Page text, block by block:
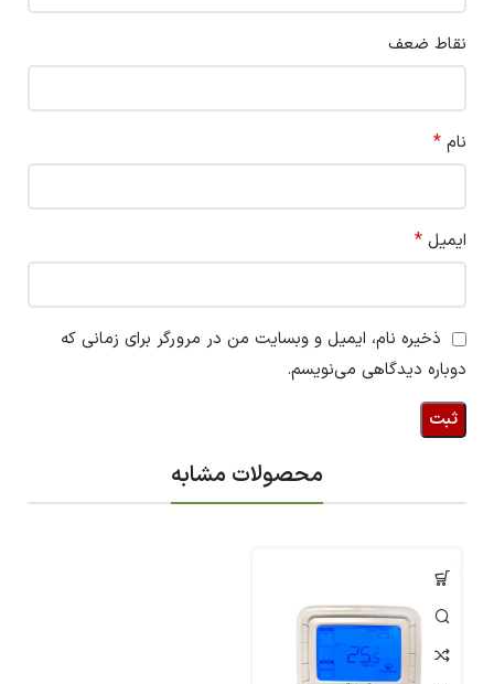
نقاط ضعف
نام *
ایمیل *
ذخیره نام، ایمیل و وبسایت من در مرورگر برای زمانی که
دوباره دیدگاهی می‌نویسم.
محصولات مشابه